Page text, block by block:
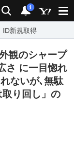
検索 通知
i
ID新規取得
観のシャープ
さ に一目惚れ
ないが､無駄
り回し」の